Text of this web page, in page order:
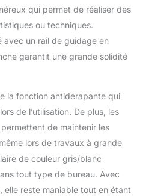
qui permet de réaliser des
ou techniques.
avec un rail de guidage en
garantit une grande solidité
la fonction antidérapante qui
de l’utilisation. De plus, les
de maintenir les
lors de travaux à grande
de couleur gris/blanc
tout type de bureau. Avec
elle reste maniable tout en étant